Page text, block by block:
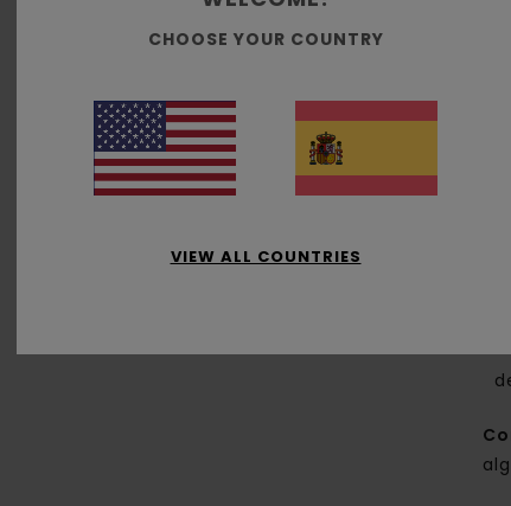
CHOOSE YOUR COUNTRY
VIEW ALL COUNTRIES